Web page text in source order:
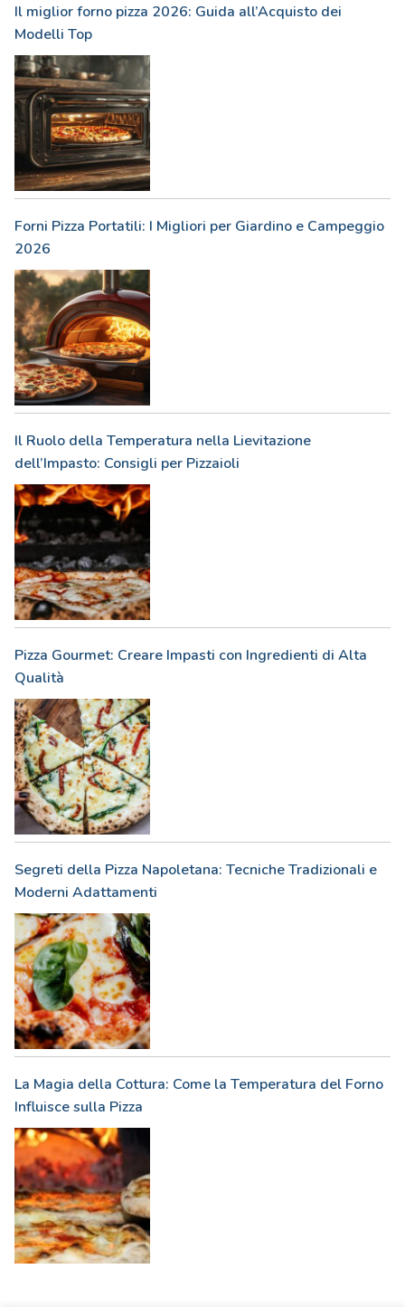
Il miglior forno pizza 2026: Guida all’Acquisto dei
Modelli Top
Forni Pizza Portatili: I Migliori per Giardino e Campeggio
2026
Il Ruolo della Temperatura nella Lievitazione
dell’Impasto: Consigli per Pizzaioli
Pizza Gourmet: Creare Impasti con Ingredienti di Alta
Qualità
Segreti della Pizza Napoletana: Tecniche Tradizionali e
Moderni Adattamenti
La Magia della Cottura: Come la Temperatura del Forno
Influisce sulla Pizza